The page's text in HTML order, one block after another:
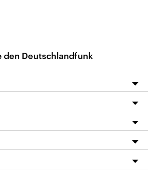
den Deutschlandfunk
auf dlf.de
App